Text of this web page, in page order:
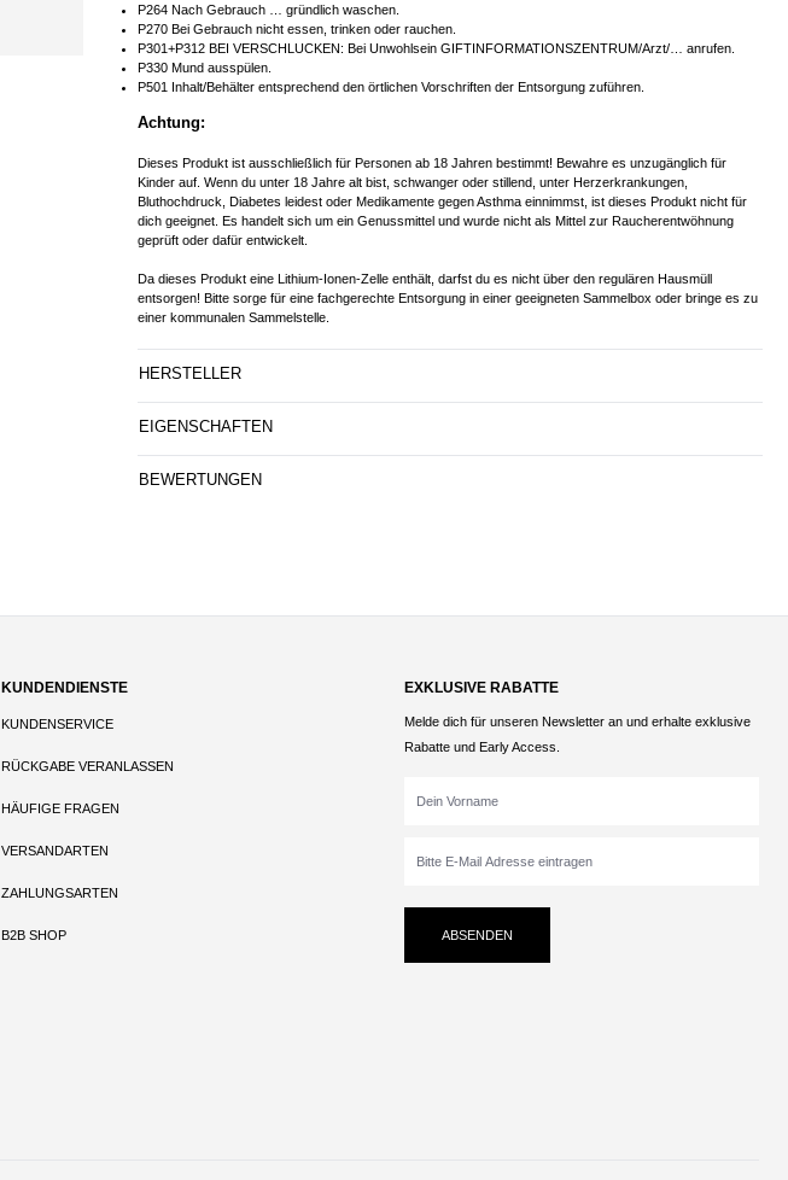
P264 Nach Gebrauch … gründlich waschen.
P270 Bei Gebrauch nicht essen, trinken oder rauchen.
P301+P312 BEI VERSCHLUCKEN: Bei Unwohlsein GIFTINFORMATIONSZENTRUM/Arzt/… anrufen.
P330 Mund ausspülen.
P501 Inhalt/Behälter entsprechend den örtlichen Vorschriften der Entsorgung zuführen.
Achtung:
Dieses Produkt ist ausschließlich für Personen ab 18 Jahren bestimmt! Bewahre es unzugänglich für
Kinder auf. Wenn du unter 18 Jahre alt bist, schwanger oder stillend, unter Herzerkrankungen,
Bluthochdruck, Diabetes leidest oder Medikamente gegen Asthma einnimmst, ist dieses Produkt nicht für
dich geeignet. Es handelt sich um ein Genussmittel und wurde nicht als Mittel zur Raucherentwöhnung
geprüft oder dafür entwickelt.
Da dieses Produkt eine Lithium-Ionen-Zelle enthält, darfst du es nicht über den regulären Hausmüll
entsorgen! Bitte sorge für eine fachgerechte Entsorgung in einer geeigneten Sammelbox oder bringe es zu
einer kommunalen Sammelstelle.
HERSTELLER
EIGENSCHAFTEN
BEWERTUNGEN
KUNDENDIENSTE
KUNDENSERVICE
RÜCKGABE VERANLASSEN
HÄUFIGE FRAGEN
VERSANDARTEN
ZAHLUNGSARTEN
B2B SHOP
EXKLUSIVE RABATTE
Melde dich für unseren Newsletter an und erhalte exklusive
Rabatte und Early Access.
ABSENDEN